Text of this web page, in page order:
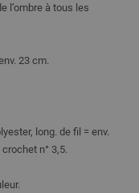
l’ombre à tous les
23 cm.
long. de fil = env.
n° 3,5.